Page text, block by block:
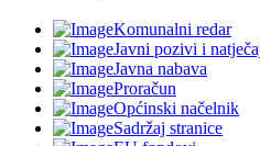
Komunalni redar
Javni pozivi i
Javna nabava
Proračun
Općinski načelnik
Sadržaj stranice